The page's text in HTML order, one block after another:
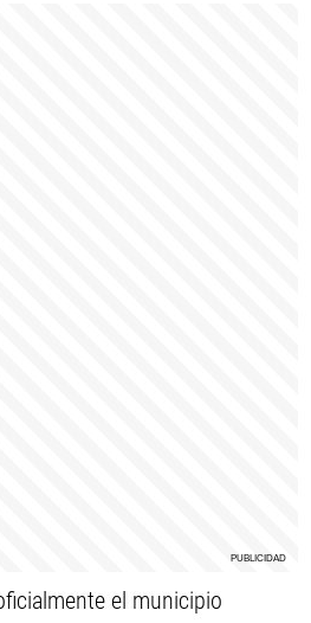
el municipio